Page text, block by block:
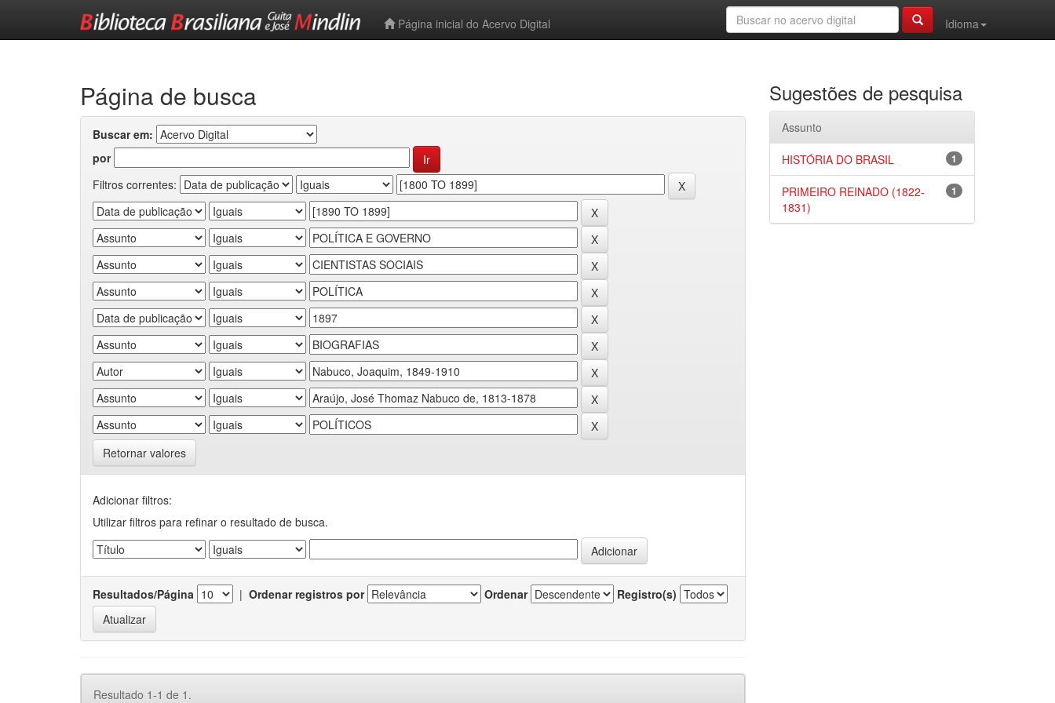
Página inicial do Acervo Digital
Idioma
Página de busca
Buscar em:
por
Filtros correntes:
Retornar valores
Adicionar filtros:
Utilizar filtros para refinar o resultado de busca.
Resultados/Página | Ordenar registros por Ordenar Registro(s)
Resultado 1-1 de 1.
Sugestões de pesquisa
Assunto
1
HISTÓRIA DO BRASIL
1
PRIMEIRO REINADO (1822-
1831)